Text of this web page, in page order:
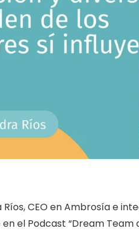
Ríos, CEO en Ambrosía e
el Podcast “Dream Team